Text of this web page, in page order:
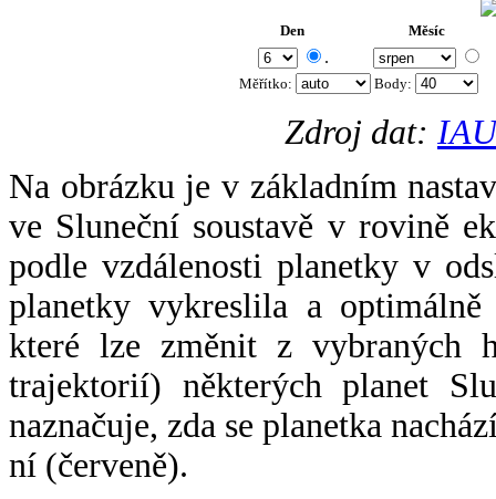
Den Měsíc
.
Měřítko: Body:
Zdroj dat:
Na obrázku je v základním
ve Sluneční soustavě v rovině
podle vzdálenosti planetky v
planetky vykreslila a
které lze změnit z vybraných
trajektorií) některých planet
naznačuje, zda se planetka
ní (červeně).